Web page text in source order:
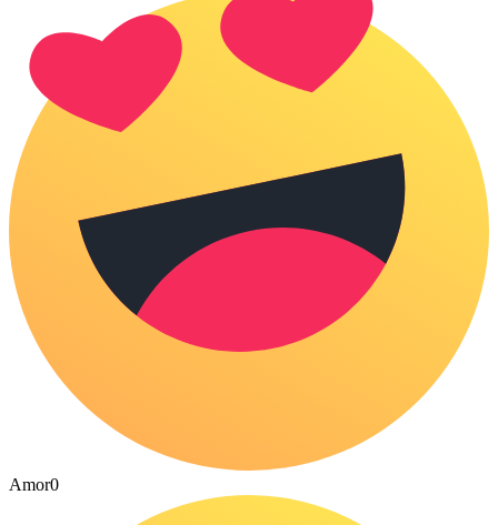
Amor0